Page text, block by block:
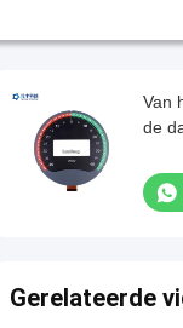
Van
de
Gerelateerde